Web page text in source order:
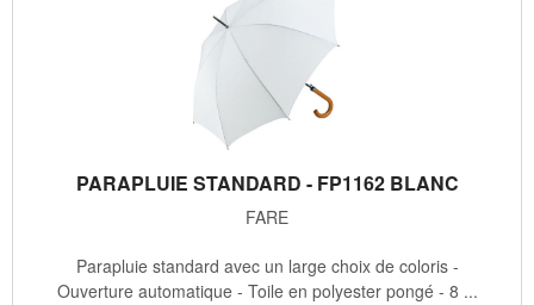
PARAPLUIE STANDARD - FP1162 BLANC
FARE
Parapluie standard avec un large choix de coloris -
Ouverture automatique - Toile en polyester pongé - 8 ...